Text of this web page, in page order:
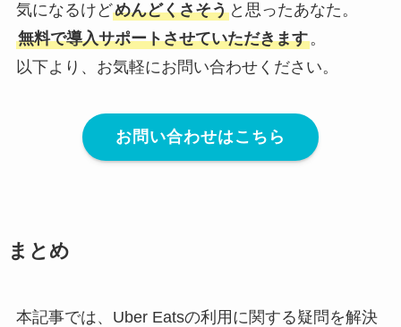
気になるけどめんどくさそうと思ったあなた。
無料で導入サポートさせていただきます。
以下より、お気軽にお問い合わせください。
お問い合わせはこちら
まとめ
本記事では、Uber Eatsの利用に関する疑問を解決